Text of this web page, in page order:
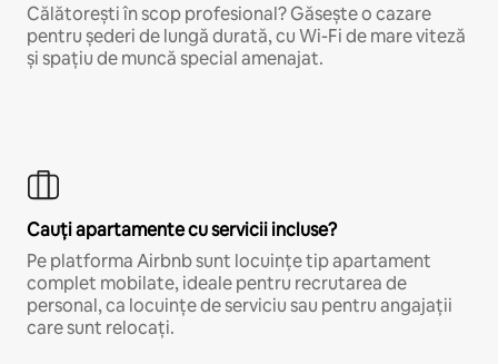
Călătorești în scop profesional? Găsește o cazare
pentru șederi de lungă durată, cu Wi-Fi de mare viteză
și spațiu de muncă special amenajat.
Cauți apartamente cu servicii incluse?
Pe platforma Airbnb sunt locuințe tip apartament
complet mobilate, ideale pentru recrutarea de
personal, ca locuințe de serviciu sau pentru angajații
care sunt relocați.